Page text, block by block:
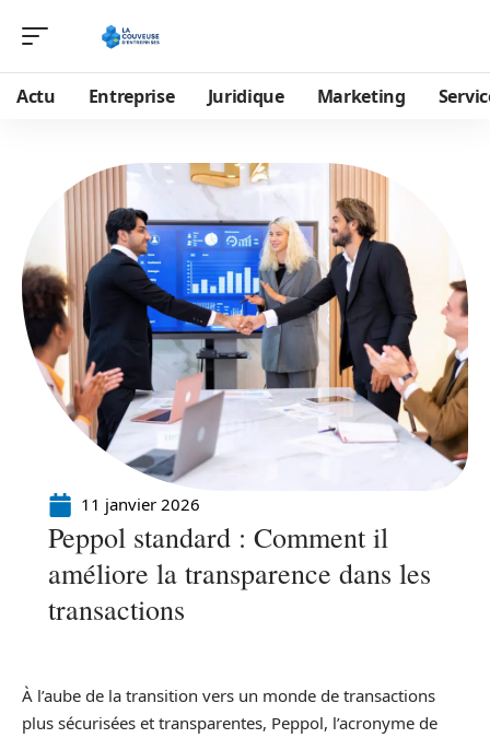
Actu Entreprise Juridique Marketing
11 janvier 2026
Peppol standard : Comment il
améliore la transparence dans les
transactions
À l’aube de la transition vers un monde de transactions
plus sécurisées et transparentes, Peppol, l’acronyme de